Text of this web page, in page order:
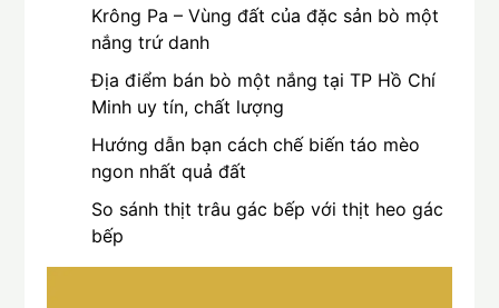
Krông Pa – Vùng đất của đặc sản bò một
nắng trứ danh
Địa điểm bán bò một nắng tại TP Hồ Chí
Minh uy tín, chất lượng
Hướng dẫn bạn cách chế biến táo mèo
ngon nhất quả đất
So sánh thịt trâu gác bếp với thịt heo gác
bếp